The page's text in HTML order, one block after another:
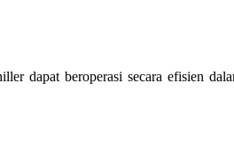
dapat beroperasi secara efisien